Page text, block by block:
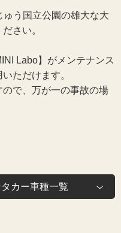
う国立公園の雄大な大
さい。
Labo】がメンテナンス
ただけます。
で、万が一の事故の場
タカー車種一覧